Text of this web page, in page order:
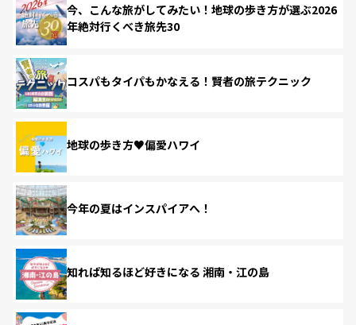
今、こんな旅がしてみたい！地球の歩き方が選ぶ2026
年絶対行くべき旅先30
コスパもタイパもかなえる！賢者の旅テクニック
地球の歩き方♥偏愛ハワイ
今年の夏はインスパイアへ！
知れば知るほど好きになる 湘南・江の島